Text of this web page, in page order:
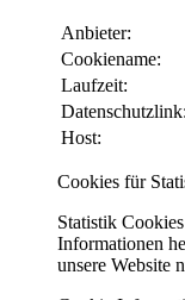
Anbieter:
Cookiename:
Laufzeit:
Datenschutzlink:
Host:
Cookies für
Statistik
Informationen
unsere Website